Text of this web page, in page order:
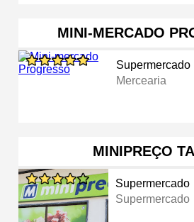
MINI-MERCADO
Supermercado
Mercearia
MINIPREÇO
Supermercado
Supermercado